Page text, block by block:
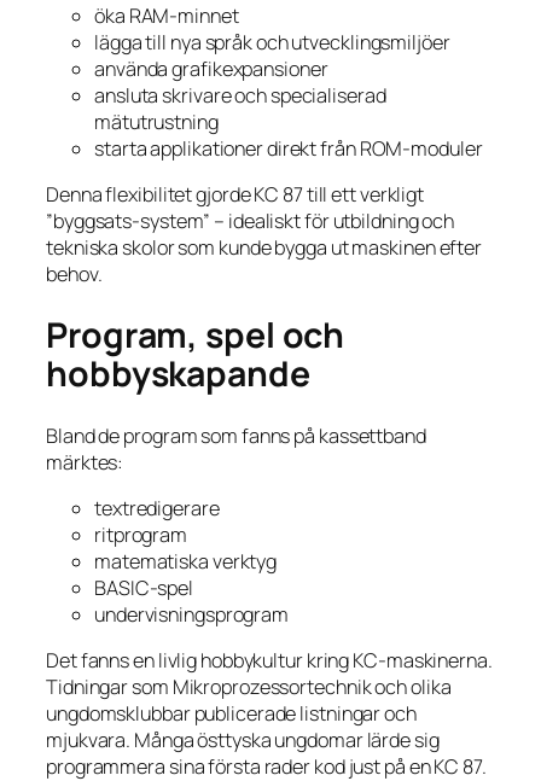
öka RAM-minnet
lägga till nya språk och utvecklingsmiljöer
använda grafikexpansioner
ansluta skrivare och specialiserad
mätutrustning
starta applikationer direkt från ROM-moduler
Denna flexibilitet gjorde KC 87 till ett verkligt
”byggsats-system” – idealiskt för utbildning och
tekniska skolor som kunde bygga ut maskinen efter
behov.
Program, spel och
hobbyskapande
Bland de program som fanns på kassettband
märktes:
textredigerare
ritprogram
matematiska verktyg
BASIC-spel
undervisningsprogram
Det fanns en livlig hobbykultur kring KC-maskinerna.
Tidningar som Mikroprozessortechnik och olika
ungdomsklubbar publicerade listningar och
mjukvara. Många östtyska ungdomar lärde sig
programmera sina första rader kod just på en KC 87.